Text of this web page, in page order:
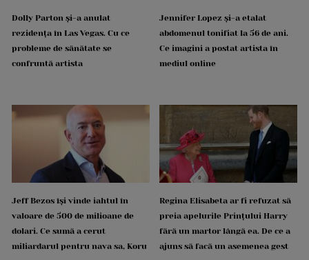
Dolly Parton și-a anulat
rezidența în Las Vegas. Cu ce
probleme de sănătate se
confruntă artista
Jennifer Lopez și-a etalat
abdomenul tonifiat la 56 de ani.
Ce imagini a postat artista în
mediul online
Jeff Bezos își vinde iahtul în
valoare de 500 de milioane de
dolari. Ce sumă a cerut
miliardarul pentru nava sa, Koru
Regina Elisabeta ar fi refuzat să
preia apelurile Prințului Harry
fără un martor lângă ea. De ce a
ajuns să facă un asemenea gest